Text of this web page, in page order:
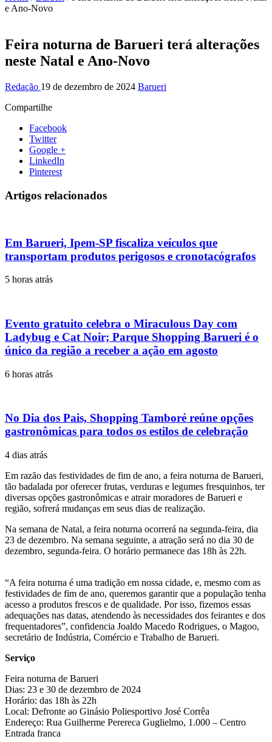
e Ano-Novo
Feira noturna de Barueri terá alterações
neste Natal e Ano-Novo
Redação 19 de dezembro de 2024 Barueri
Compartilhe
Facebook
Twitter
Google +
LinkedIn
Pinterest
Artigos relacionados
Em Barueri, Ipem-SP fiscaliza veículos que
transportam produtos perigosos e cronotacógrafos
5 horas atrás
Evento gratuito celebra o Miraculous Day com
Ladybug e Cat Noir; Parque Shopping Barueri é o
único da região a receber a ação em agosto
6 horas atrás
No Dia dos Pais, Shopping Tamboré reúne opções
gastronômicas para todos os estilos de celebração
4 dias atrás
Em razão das festividades de fim de ano, a feira noturna de Barueri,
tão badalada por oferecer frutas, verduras e legumes fresquinhos, ter
diversas opções gastronômicas e atrair moradores de Barueri e
região, sofrerá mudanças em seus dias de realização.
Na semana de Natal, a feira noturna ocorrerá na segunda-feira, dia
23 de dezembro. Na semana seguinte, a atração será no dia 30 de
dezembro, segunda-feira. O horário permanece das 18h às 22h.
“A feira noturna é uma tradição em nossa cidade, e, mesmo com as
festividades de fim de ano, queremos garantir que a população tenha
acesso a produtos frescos e de qualidade. Por isso, fizemos essas
adequações nas datas, atendendo às necessidades dos feirantes e dos
frequentadores”, confidencia Joaldo Macedo Rodrigues, o Magoo,
secretário de Indústria, Comércio e Trabalho de Barueri.
Serviço
Feira noturna de Barueri
Dias: 23 e 30 de dezembro de 2024
Horário: das 18h às 22h
Local: Defronte ao Ginásio Poliesportivo José Corrêa
Endereço: Rua Guilherme Perereca Guglielmo, 1.000 – Centro
Entrada franca